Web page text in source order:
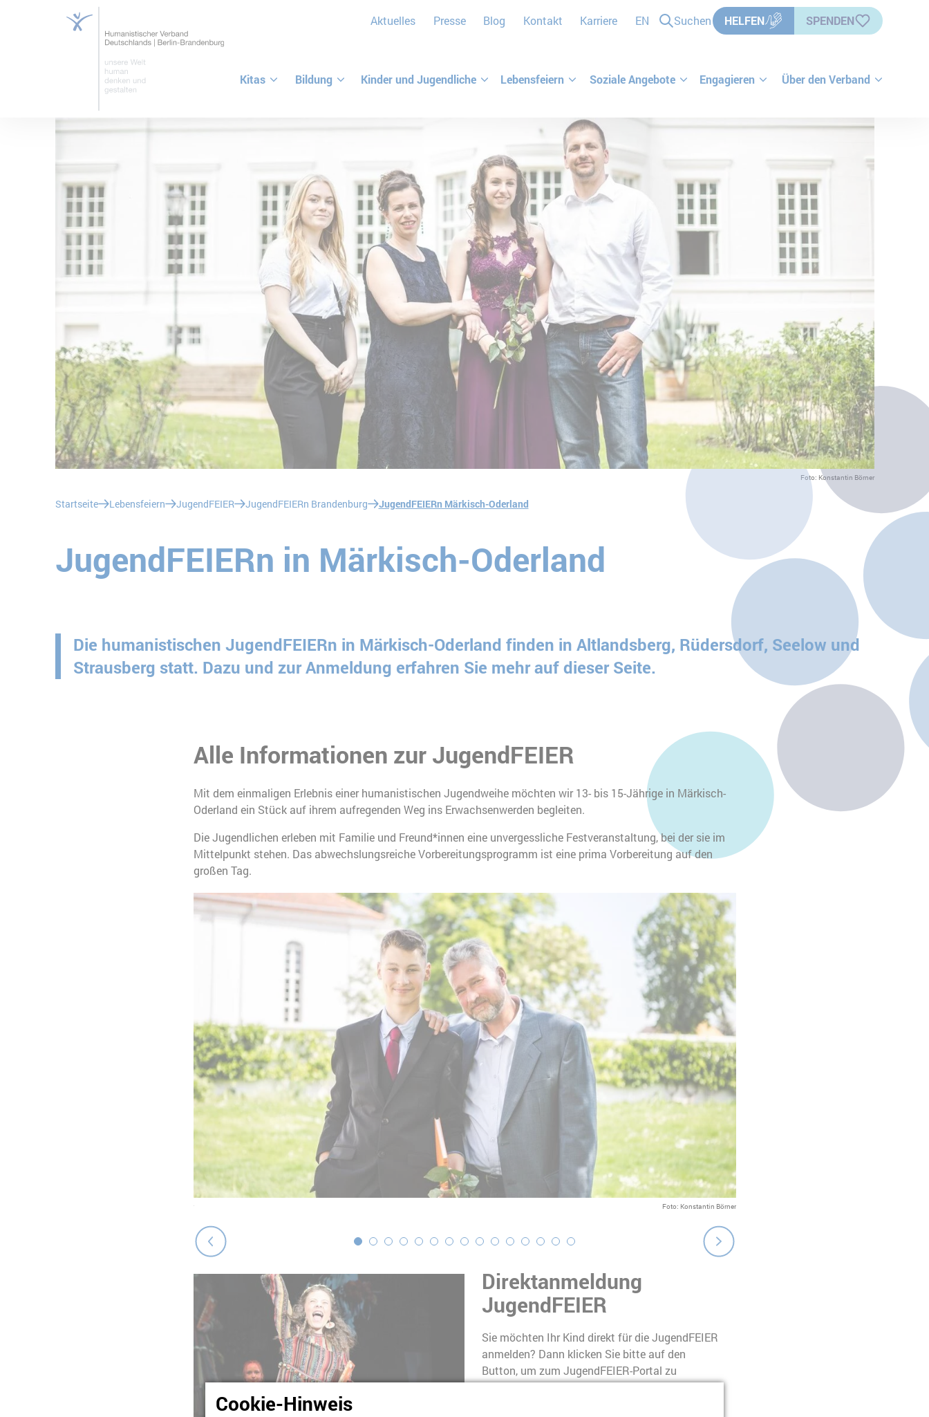
ZUM HAUPTINHALT SPRINGEN
Aktuelles Presse Blog Kontakt Karriere EN Suchen HELFEN SPENDEN
Kitas Bildung Kinder und Jugendliche Lebensfeiern Soziale Angebote Engagieren Über den Verband
Foto: Konstantin Börner
Sie befinden sich hier:
Startseite Lebensfeiern JugendFEIER JugendFEIERn Brandenburg JugendFEIERn Märkisch-Oderland
JugendFEIERn in Märkisch-Oderland
Die humanistischen JugendFEIERn in Märkisch-Oderland finden in Altlandsberg, Rüdersdorf, Seelow und
Strausberg statt. Dazu und zur Anmeldung erfahren Sie mehr auf dieser Seite.
Alle Informationen zur JugendFEIER
Mit dem einmaligen Erlebnis einer humanistischen Jugendweihe möchten wir 13- bis 15-Jährige in Märkisch-
Oderland ein Stück auf ihrem aufregenden Weg ins Erwachsenwerden begleiten.
Die Jugendlichen erleben mit Familie und Freund*innen eine unvergessliche Festveranstaltung, bei der sie im
Mittelpunkt stehen. Das abwechslungsreiche Vorbereitungsprogramm ist eine prima Vorbereitung auf den
großen Tag.
Slider überspringen
Foto: Konstantin Börner
Direktanmeldung
JugendFEIER
Sie möchten Ihr Kind direkt für die JugendFEIER
anmelden? Dann klicken Sie bitte auf den
Button, um zum JugendFEIER-Portal zu
gelangen.
Cookie-Hinweis